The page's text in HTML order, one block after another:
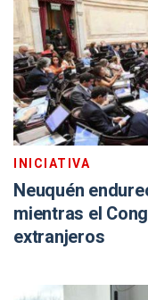
INICIATIVA
Neuquén
mientras el
extranjeros